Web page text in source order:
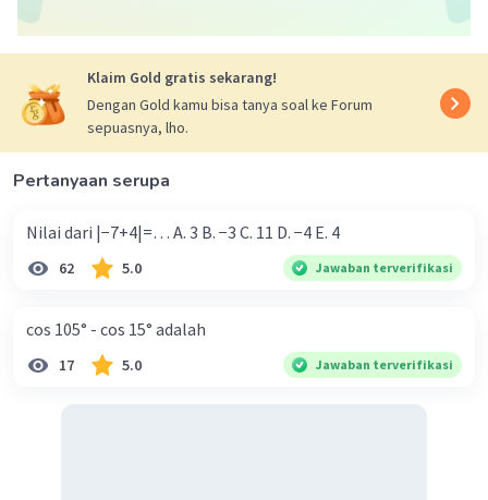
Klaim Gold gratis sekarang!
Dengan Gold kamu bisa tanya soal ke Forum
sepuasnya, lho.
Pertanyaan serupa
Nilai dari |−7+4|=… A. 3 B. −3 C. 11 D. −4 E. 4
62 5.0 Jawaban terverifikasi
cos 105° - cos 15° adalah
17 5.0 Jawaban terverifikasi